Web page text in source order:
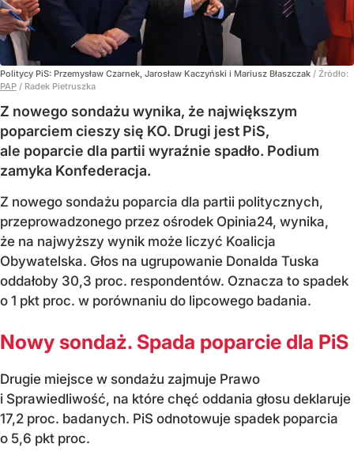
Politycy PiS: Przemysław Czarnek, Jarosław Kaczyński i Mariusz Błaszczak / Źródło:
PAP / Radek Pietruszka
Z nowego sondażu wynika, że największym
poparciem cieszy się KO. Drugi jest PiS,
ale poparcie dla partii wyraźnie spadło. Podium
zamyka Konfederacja.
Z nowego sondażu poparcia dla partii politycznych,
przeprowadzonego przez ośrodek Opinia24, wynika,
że na najwyższy wynik może liczyć Koalicja
Obywatelska. Głos na ugrupowanie Donalda Tuska
oddałoby 30,3 proc. respondentów. Oznacza to spadek
o 1 pkt proc. w porównaniu do lipcowego badania.
Nowy sondaż. Spada poparcie dla PiS
Drugie miejsce w sondażu zajmuje Prawo
i Sprawiedliwość, na które chęć oddania głosu deklaruje
17,2 proc. badanych. PiS odnotowuje spadek poparcia
o 5,6 pkt proc.